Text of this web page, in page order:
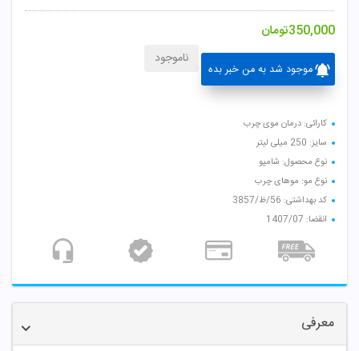
350,000تومان
موجود شد به من خبر بده
ناموجود
کارائی: درمان موی چرب
سایز: 250 میلی لیتر
نوع محصول: شامپو
نوع مو: موهای چرب
کد بهداشتی: 56/ظ/3857
انقضا: 1407/07
معرفی